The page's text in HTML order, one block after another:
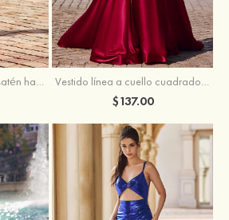
Tubo escote drapeado satén hasta el suelo vestido de graduación Vestido línea a cuello cuadrado tela charmeuse barrer tren vestido de graduación
$137.00